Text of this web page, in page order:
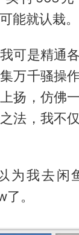
能就认栽。
可是精通
万千骚操
扬，仿佛
法，我不
为我去闲
。